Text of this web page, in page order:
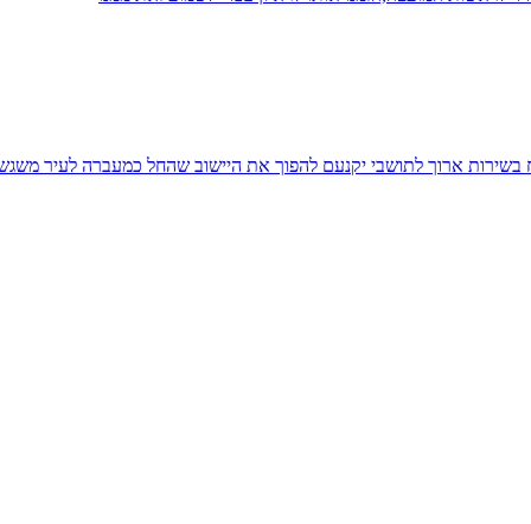
בשירות ארוך לתושבי יקנעם להפוך את היישוב שהחל כמעברה לעיר